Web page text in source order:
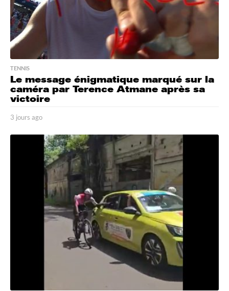
TENNIS
Le message énigmatique marqué sur la
caméra par Terence Atmane après sa
victoire
3 jours ago
o
u
r
s
a
o